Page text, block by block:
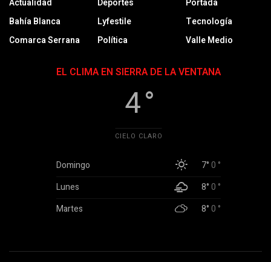
Bahía Blanca
Comarca Serrana
Lyfestile
Política
Tecnología
Valle Medio
EL CLIMA EN SIERRA DE LA VENTANA
4 °
CIELO CLARO
Domingo 7°0 °
Lunes
8°0 °
Martes
8°0 °